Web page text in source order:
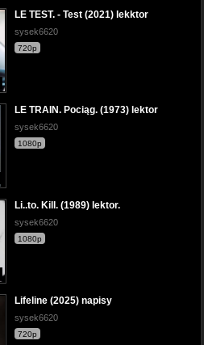
LE TEST. - Test (2021) lekktor
sysek6620
720p
LE TRAIN. Pociąg. (1973) lektor
sysek6620
1080p
Li..to. Kill. (1989) lektor.
sysek6620
1080p
Lifeline (2025) napisy
sysek6620
720p